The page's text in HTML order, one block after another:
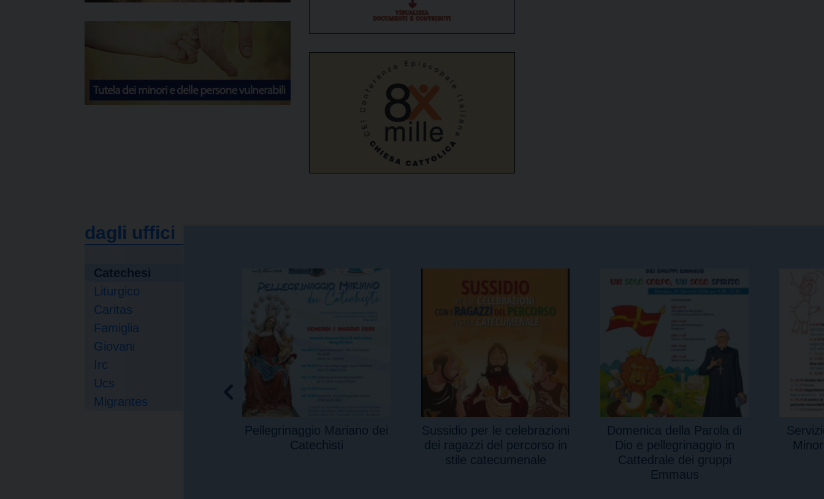
dagli uffici
Catechesi
Liturgico
Caritas
Famiglia
Giovani
Irc
Ucs
Migrantes
Pellegrinaggio Mariano dei
Catechisti
Sussidio per le celebrazioni
dei ragazzi del percorso in
stile catecumenale
Domenica della Parola di
Dio e pellegrinaggio in
Cattedrale dei gruppi
Emmaus